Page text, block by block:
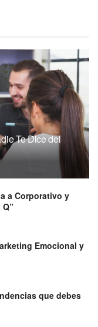
Te Dice del
a Corporativo y
Emocional y
que debes